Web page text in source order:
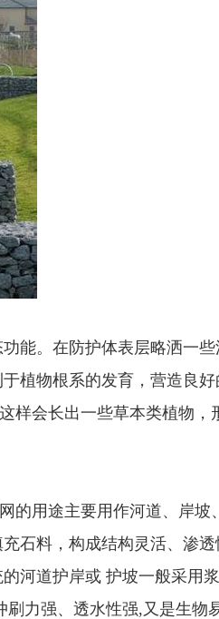
。在防护体表层略洒一些
植物根系的发育，营造良
样会长出一些草本类植物，
用途主要用作河道、岸坡
石料，构成结构灵活、渗
河道护岸或 护坡一般采用
力强、透水性强,又是生物